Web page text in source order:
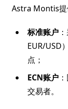
Astra Montis提
标准账户
EUR/USD
点；
ECN账户
交易者。